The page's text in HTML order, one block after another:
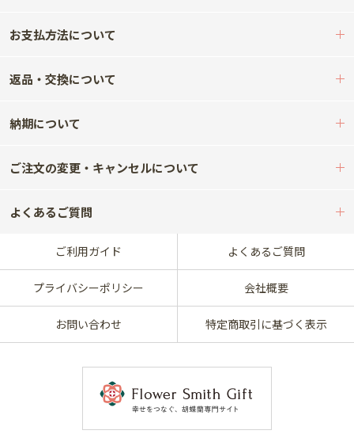
お支払方法について
返品・交換について
納期について
ご注文の変更・キャンセルについて
よくあるご質問
ご利用ガイド よくあるご質問
プライバシーポリシー 会社概要
お問い合わせ 特定商取引に基づく表示